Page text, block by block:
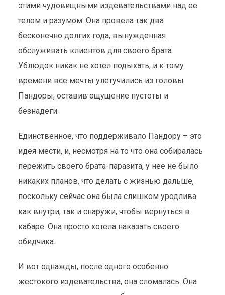
этими чудовищными издевательствами над ее
телом и разумом. Она провела так два
бесконечно долгих года, вынужденная
обслуживать клиентов для своего брата.
Ублюдок никак не хотел подыхать, и к тому
времени все мечты улетучились из головы
Пандоры, оставив ощущение пустоты и
безнадеги.
Единственное, что поддерживало Пандору – это
идея мести, и, несмотря на то что она собиралась
пережить своего брата-паразита, у нее не было
никаких планов, что делать с жизнью дальше,
поскольку сейчас она была слишком уродлива
как внутри, так и снаружи, чтобы вернуться в
кабаре. Она просто хотела наказать своего
обидчика.
И вот однажды, после одного особенно
жестокого издевательства, она сломалась. Она